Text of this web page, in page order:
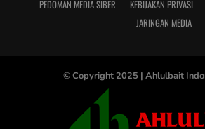
PEDOMAN MEDIA SIBER
KEBIJAKAN PRIVASI
JARINGAN MEDIA
© Copyright 2025 | Ahlulbait